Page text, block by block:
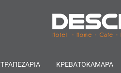
ΤΡΑΠΕΖΑΡΙΑ ΚΡΕΒΑΤΟΚΑΜΑΡΑ